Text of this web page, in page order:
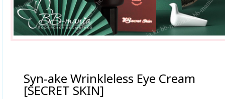
Syn-ake Wrinkleless Eye Cream
[SECRET SKIN]